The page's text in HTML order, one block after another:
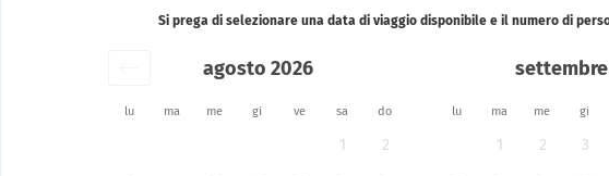
Si prega di selezionare una data di viaggio disponibile e il numero di
lu ma me gi ve sa do lu ma me gi
agosto 2026
1 2 1 2 3